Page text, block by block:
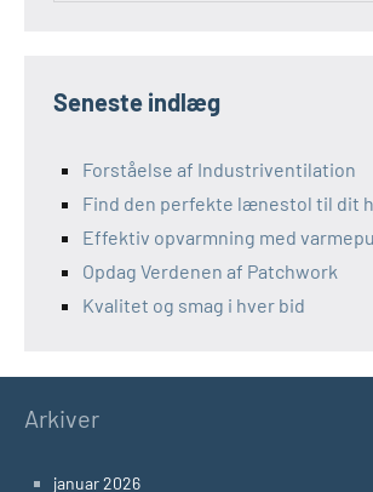
Seneste indlæg
Forståelse af Industriventilation
Find den perfekte lænestol til dit
Effektiv opvarmning med
Opdag Verdenen af Patchwork
Kvalitet og smag i hver bid
Arkiver
januar 2026